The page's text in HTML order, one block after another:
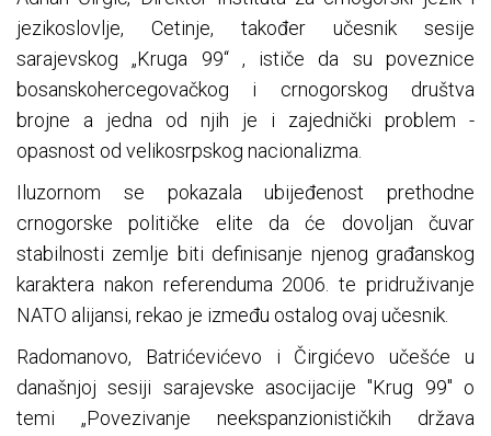
jezikoslovlje, Cetinje, također učesnik sesije
sarajevskog „Kruga 99“ , ističe da su poveznice
bosanskohercegovačkog i crnogorskog društva
brojne a jedna od njih je i zajednički problem -
opasnost od velikosrpskog nacionalizma.
Iluzornom se pokazala ubijeđenost prethodne
crnogorske političke elite da će dovoljan čuvar
stabilnosti zemlje biti definisanje njenog građanskog
karaktera nakon referenduma 2006. te pridruživanje
NATO alijansi, rekao je između ostalog ovaj učesnik.
Radomanovo, Batrićevićevo i Čirgićevo učešće u
današnjoj sesiji sarajevske asocijacije "Krug 99" o
temi „Povezivanje neekspanzionističkih država